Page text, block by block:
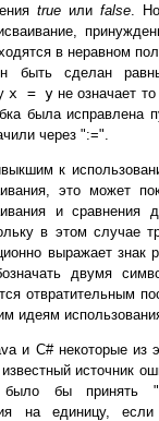
true или false .
в неравном
быть сделан
x = yне означает
была исправлена
через ":=".
к
это может
и сравнения
в этом случае
выражает знак
двумя
отвратительным
идеям
и C# некоторые из
источник
бы принять
на единицу,